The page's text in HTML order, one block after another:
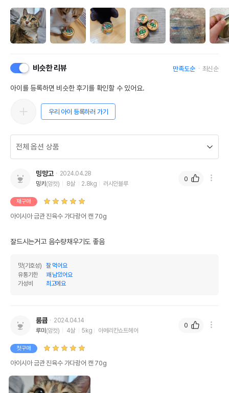
품명 및 모델명 아이시아 금관 진육수 가다랑어 캔 70g
법에 의한 인증,허가 등을
받았음을 확인할수 있는
경우 그에 대한 사항
제조자,수입품의 경우
수입자를 함께 표기
AS책임자와 전화번호
또는 소비자상담 관련
전화번호
비슷한 리뷰 만족도순 최신순
아이를 등록하면 비슷한 후기를 확인할 수 있어요.
우리 아이 등록하러 가기
밍망고
2024.04.28
밍키 (암컷) 8살 2.8kg 러시안블루
재구매
아이시아 금관 진육수 가다랑어 캔 70g
잘드시는거고 음수량채우기도 좋음
맛(기호성)
잘 먹어요
유통기한
꽤 남았어요
가성비
최고에요
0
룸큡
2024.04.14
루미 (암컷) 4살 5kg 아메리칸쇼트헤어
첫구매
아이시아 금관 진육수 가다랑어 캔 70g
0